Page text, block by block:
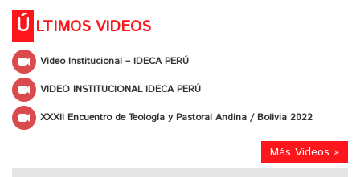
Ú LTIMOS VIDEOS
Video Institucional – IDECA PERÚ
VIDEO INSTITUCIONAL IDECA PERÚ
XXXII Encuentro de Teología y Pastoral Andina / Bolivia 2022
Más Videos »